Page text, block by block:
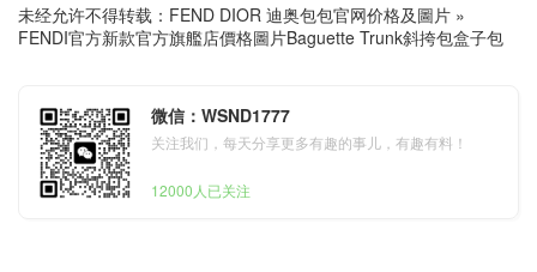
未经允许不得转载： FEND DIOR 迪奥包包官网价格及圖片 »
FENDI官方新款官方旗艦店價格圖片Baguette Trunk斜挎包盒子包
微信：WSND1777
关注我们，每天分享更多有趣的事儿，有趣有料！
12000人已关注